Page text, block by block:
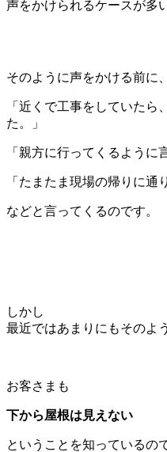
声をかけられるケースが多
そのように声をかける前に、
「近くで工事をしていたら
た。」
「親方に行ってくるように
「たまたま現場の帰りに通
などと言ってくるのです。
しかし
最近ではあまりにもそのよ
お客さまも
下から屋根は見えない
ということを知っているの